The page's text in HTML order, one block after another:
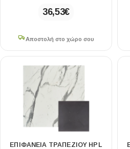
36,53€
Αποστολή στο χώρο σου
ΕΠΙΦΑΝΕΙΑ ΤΡΑΠΕΖΙΟΥ HPL